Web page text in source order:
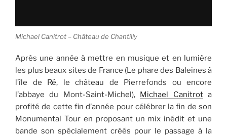
Michael Canitrot – Château de Chantilly
Après une année à mettre en musique et en lumière
les plus beaux sites de France (Le phare des Baleines à
l’île de Ré, le château de Pierrefonds ou encore
l’abbaye du Mont-Saint-Michel), Michael Canitrota
profité de cette fin d’année pour célébrer la fin de son
Monumental Tour en proposant un mix inédit et une
bande son spécialement créés pour le passage à la